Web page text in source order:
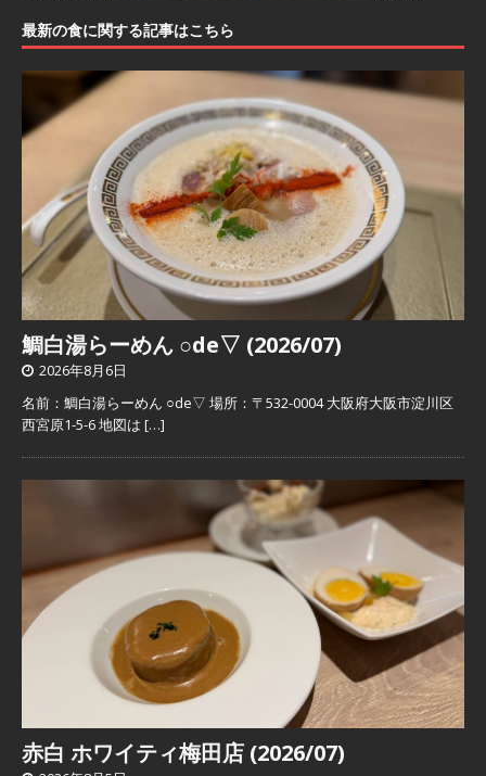
最新の食に関する記事はこちら
鯛白湯らーめん ○de▽ (2026/07)
2026年8月6日
名前：鯛白湯らーめん ○de▽ 場所：〒532-0004 大阪府大阪市淀川区
西宮原1-5-6 地図は […]
赤白 ホワイティ梅田店 (2026/07)